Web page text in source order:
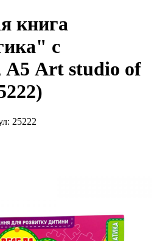
книга
с
А5 Art studio of
25222